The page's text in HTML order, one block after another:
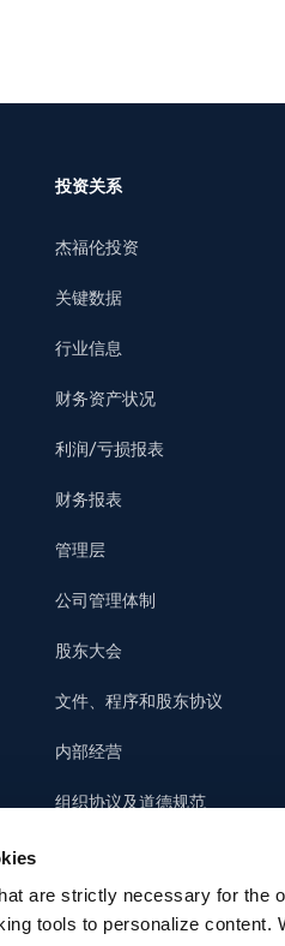
are strictly necessary for the
tools to personalize content.
投资关系
杰福伦投资
关键数据
行业信息
财务资产状况
利润/亏损报表
财务报表
管理层
公司管理体制
股东大会
文件、程序和股东协议
内部经营
组织协议及道德规范